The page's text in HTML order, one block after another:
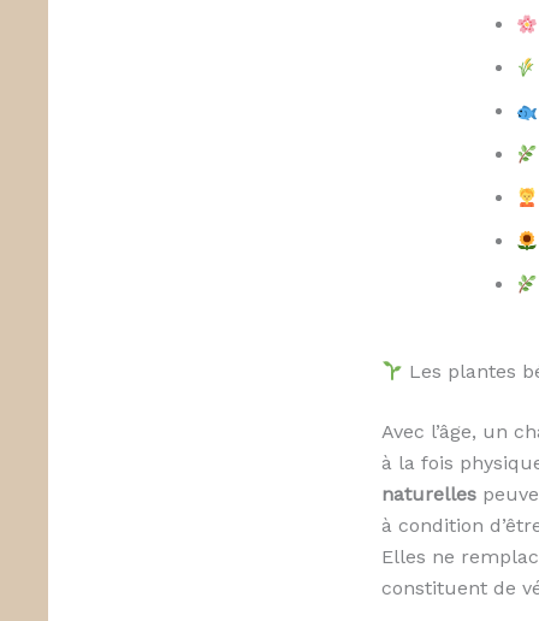
Les plantes
Avec l’âge, un
à la fois
naturelles
à condition
Elles ne
constituent de